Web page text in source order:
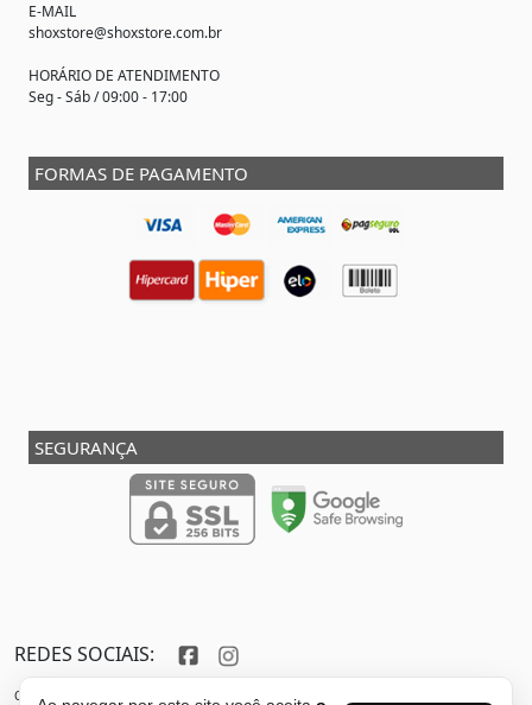
E-MAIL
shoxstore@shoxstore.com.br
HORÁRIO DE ATENDIMENTO
Seg - Sáb / 09:00 - 17:00
FORMAS DE PAGAMENTO
SEGURANÇA
REDES SOCIAIS:
Copyright © 2013 - 2026 - SHOX STORE DO BRASIL - Marca pertencente à VFR SPORTS E